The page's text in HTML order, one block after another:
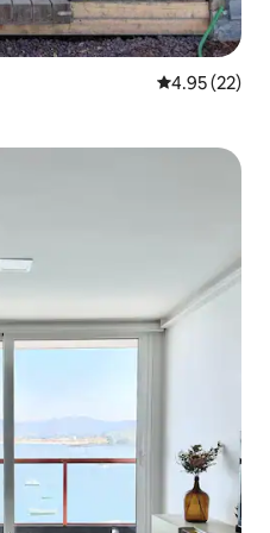
औसत रेटिंग 5 में
4.95 (22)